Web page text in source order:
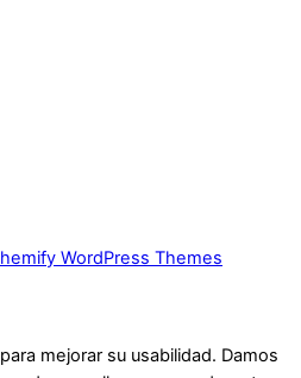
WordPress Themes
mejorar su usabilidad. Damos